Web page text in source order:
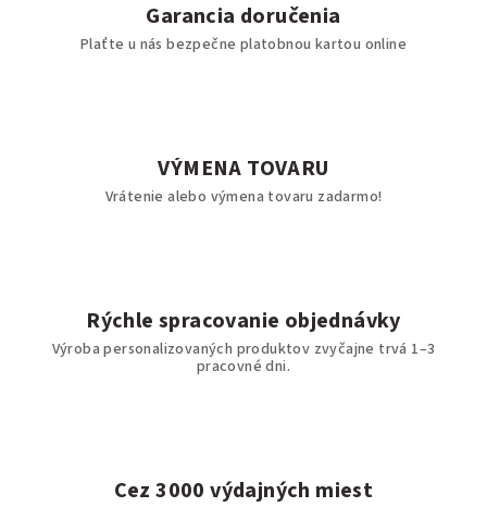
Garancia doručenia
Plaťte u nás bezpečne platobnou kartou online
VÝMENA TOVARU
Vrátenie alebo výmena tovaru zadarmo!
Rýchle spracovanie objednávky
Výroba personalizovaných produktov zvyčajne trvá 1–3
pracovné dni.
Cez 3000 výdajných miest